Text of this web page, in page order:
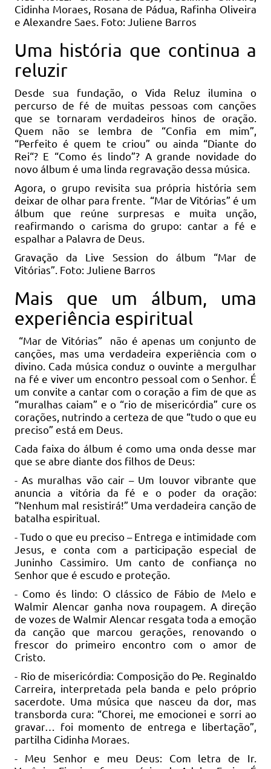
Cidinha Moraes, Rosana de Pádua, Rafinha Oliveira
e Alexandre Saes. Foto: Juliene Barros
Uma história que continua a
reluzir
Desde sua fundação, o Vida Reluz ilumina o
percurso de fé de muitas pessoas com canções
que se tornaram verdadeiros hinos de oração.
Quem não se lembra de “Confia em mim”,
“Perfeito é quem te criou” ou ainda “Diante do
Rei“? E “Como és lindo”? A grande novidade do
novo álbum é uma linda regravação dessa música.
Agora, o grupo revisita sua própria história sem
deixar de olhar para frente. “Mar de Vitórias” é um
álbum que reúne surpresas e muita unção,
reafirmando o carisma do grupo: cantar a fé e
espalhar a Palavra de Deus.
Gravação da Live Session do álbum “Mar de
Vitórias”. Foto: Juliene Barros
Mais que um álbum, uma
experiência espiritual
“Mar de Vitórias” não é apenas um conjunto de
canções, mas uma verdadeira experiência com o
divino. Cada música conduz o ouvinte a mergulhar
na fé e viver um encontro pessoal com o Senhor. É
um convite a cantar com o coração a fim de que as
“muralhas caiam” e o “rio de misericórdia” cure os
corações, nutrindo a certeza de que “tudo o que eu
preciso” está em Deus.
Cada faixa do álbum é como uma onda desse mar
que se abre diante dos filhos de Deus:
- As muralhas vão cair – Um louvor vibrante que
anuncia a vitória da fé e o poder da oração:
“Nenhum mal resistirá!” Uma verdadeira canção de
batalha espiritual.
- Tudo o que eu preciso – Entrega e intimidade com
Jesus, e conta com a participação especial de
Juninho Cassimiro. Um canto de confiança no
Senhor que é escudo e proteção.
- Como és lindo: O clássico de Fábio de Melo e
Walmir Alencar ganha nova roupagem. A direção
de vozes de Walmir Alencar resgata toda a emoção
da canção que marcou gerações, renovando o
frescor do primeiro encontro com o amor de
Cristo.
- Rio de misericórdia: Composição do Pe. Reginaldo
Carreira, interpretada pela banda e pelo próprio
sacerdote. Uma música que nasceu da dor, mas
transborda cura: “Chorei, me emocionei e sorri ao
gravar… foi momento de entrega e libertação”,
partilha Cidinha Moraes.
- Meu Senhor e meu Deus: Com letra de Ir.